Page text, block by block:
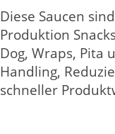
Diese Saucen
Produktion
Dog, Wraps, Pita
Handling,
schneller